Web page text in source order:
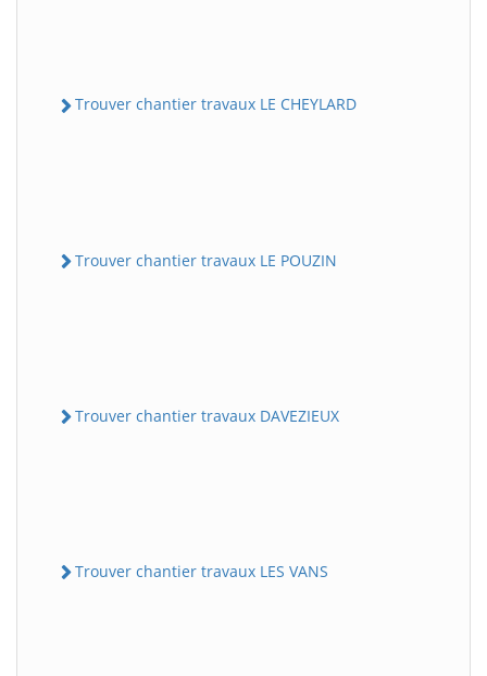
Trouver chantier travaux LE CHEYLARD
Trouver chantier travaux LE POUZIN
Trouver chantier travaux DAVEZIEUX
Trouver chantier travaux LES VANS